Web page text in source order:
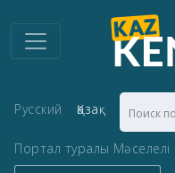
Русский Қазақ
Портал туралы